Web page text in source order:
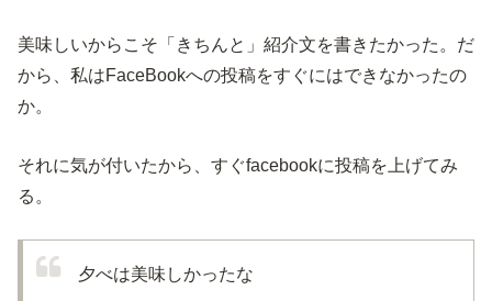
美味しいからこそ「きちんと」紹介文を書きたかった。だ
から、私はFaceBookへの投稿をすぐにはできなかったの
か。
それに気が付いたから、すぐfacebookに投稿を上げてみ
る。
夕べは美味しかったな